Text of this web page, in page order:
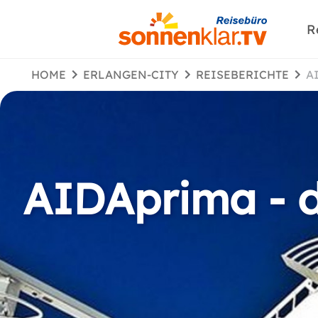
HOME ERLANGEN-CITY REISEBERICHTE
AIDAprima -